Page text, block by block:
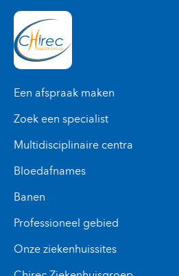
Een afspraak maken
Zoek een specialist
Multidisciplinaire centra
Bloedafnames
Banen
Professioneel gebied
Onze ziekenhuissites